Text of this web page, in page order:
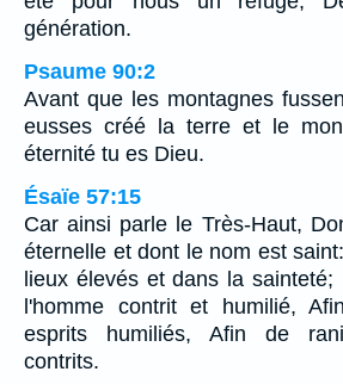
génération.
Psaume 90:2
Avant que les montagnes
eusses créé la terre et le
éternité tu es Dieu.
Ésaïe 57:15
Car ainsi parle le Très-Haut,
éternelle et dont le nom est
lieux élevés et dans la
l'homme contrit et humilié,
esprits humiliés, Afin de
contrits.